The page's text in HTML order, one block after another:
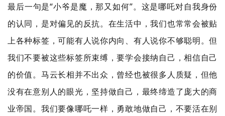
最后一句是“小爷是魔，那又如何”。这是哪吒对自我身份
的认同，是对偏见的反抗。在生活中，我们也常常会被贴
上各种标签，可能有人说你内向、有人说你不够聪明。但
我们不要被这些标签所束缚，要学会接纳自己，相信自己
的价值。马云长相并不出众，曾经也被很多人质疑，但他
没有在意别人的眼光，坚持做自己，最终缔造了庞大的商
业帝国。我们要像哪吒一样，勇敢地做自己，不要活在别